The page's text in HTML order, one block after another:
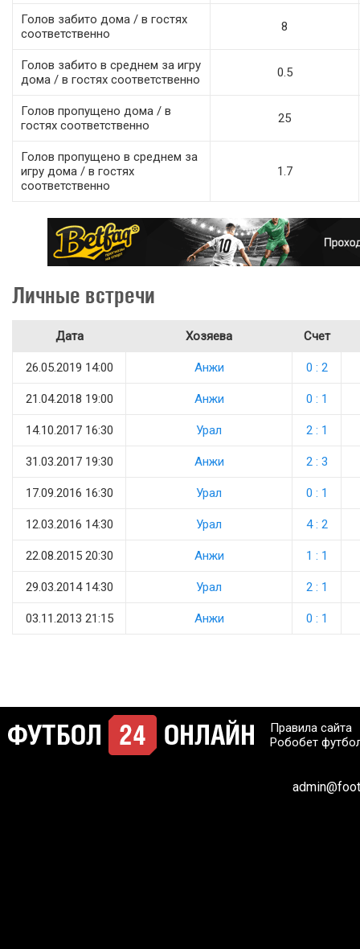
Голов забито дома / в гостях
соответственно
8
Голов забито в среднем за игру
дома / в гостях соответственно
0.5
Голов пропущено дома / в
гостях соответственно
25
Голов пропущено в среднем за
игру дома / в гостях
соответственно
1.7
Личные встречи
Дата Хозяева Счет
26.05.2019 14:00 Анжи 0 : 2
21.04.2018 19:00 Анжи 0 : 1
14.10.2017 16:30 Урал 2 : 1
31.03.2017 19:30 Анжи 2 : 3
17.09.2016 16:30 Урал 0 : 1
12.03.2016 14:30 Урал 4 : 2
22.08.2015 20:30 Анжи 1 : 1
29.03.2014 14:30 Урал 2 : 1
03.11.2013 21:15 Анжи 0 : 1
Правила сайта
Робобет